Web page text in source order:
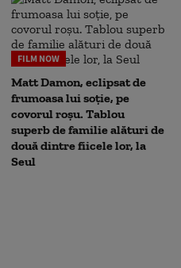
FILM NOW
Matt Damon, eclipsat de
frumoasa lui soție, pe
covorul roșu. Tablou
superb de familie alături de
două dintre fiicele lor, la
Seul